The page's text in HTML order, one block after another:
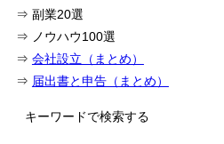
⇒ 副業20選
⇒ ノウハウ100選
⇒ 会社設立（まとめ）
⇒ 届出書と申告（まとめ）